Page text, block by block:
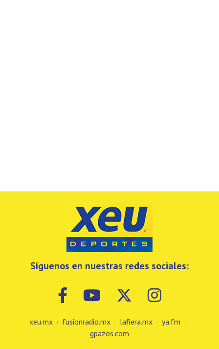
Síguenos en nuestras redes sociales:
xeu.mx · fusionradio.mx · lafiera.mx · ya.fm ·
gpazos.com